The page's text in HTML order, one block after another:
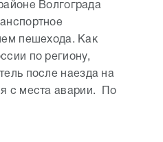
Волгограда
пешехода. Как
по региону,
после наезда на
с места аварии. По